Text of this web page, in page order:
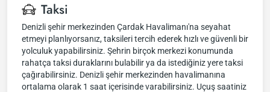
Taksi
Denizli şehir merkezinden Çardak Havalimanı'na seyahat
etmeyi planlıyorsanız, taksileri tercih ederek hızlı ve güvenli bir
yolculuk yapabilirsiniz. Şehrin birçok merkezi konumunda
rahatça taksi duraklarını bulabilir ya da istediğiniz yere taksi
çağırabilirsiniz. Denizli şehir merkezinden havalimanına
ortalama olarak 1 saat içerisinde varabilirsiniz. Uçuş saatiniz